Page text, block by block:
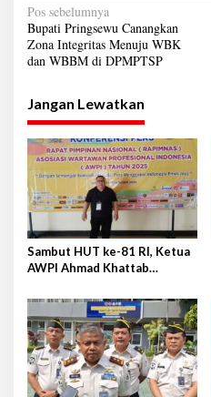
N
a
v
i
g
a
s
i
p
o
s
Pos sebelumnya
Bupati Pringsewu Canangkan
Zona Integritas Menuju WBK
dan WBBM di DPMPTSP
Jangan Lewatkan
Sambut HUT ke-81 RI, Ketua
AWPI Ahmad Khattab
Penguatan Tupoksi Pers